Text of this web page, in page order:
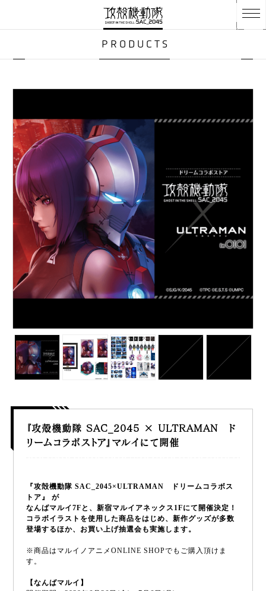
PRODUCTS
『攻殻機動隊 SAC_2045 × ULTRAMAN ド
リームコラボストア』マルイにて開催
『攻殻機動隊 SAC_2045×ULTRAMAN ドリームコラボス
トア』 が
なんばマルイ7Fと、新宿マルイアネックス1Fにて開催決定！
コラボイラストを使用した商品をはじめ、新作グッズが多数
登場するほか、お買い上げ抽選会も実施します。
※商品はマルイノアニメONLINE SHOPでもご購入頂けま
す。
【なんばマルイ】